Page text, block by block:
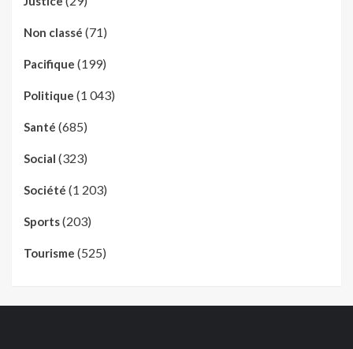
Non classé (71)
Pacifique (199)
Politique (1 043)
Santé (685)
Social (323)
Société (1 203)
Sports(203)
Tourisme (525)